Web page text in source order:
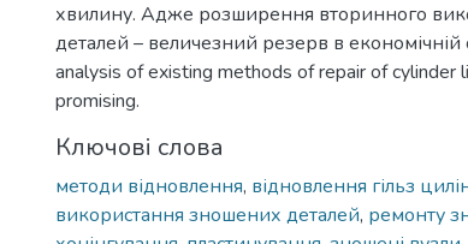
хвилину. Адже розширення вторинного
деталей – величезний резерв в економічній
analysis of existing methods of repair of cylinder
promising.
Ключові слова
методи відновлення, відновлення гільз
використання зношених деталей, ремонту